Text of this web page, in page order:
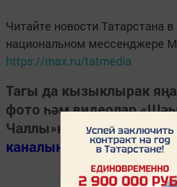
Читайте новости Татарстана в
национальном мессенджере
https://max.ru/tatmedia
Тагы да кызыклырак
фото һәм видеолар
Чаллы»ныңMAX
каналында
(язылыгыз).